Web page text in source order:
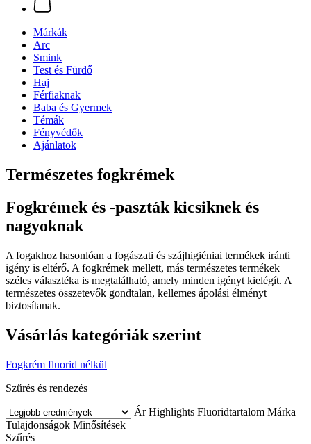
Márkák
Arc
Smink
Test és Fürdő
Haj
Férfiaknak
Baba és Gyermek
Témák
Fényvédők
Ajánlatok
Természetes fogkrémek
Fogkrémek és -paszták kicsiknek és
nagyoknak
A fogakhoz hasonlóan a fogászati és szájhigiéniai termékek iránti
igény is eltérő. A fogkrémek mellett, más természetes termékek
széles választéka is megtalálható, amely minden igényt kielégít. A
természetes összetevők gondtalan, kellemes ápolási élményt
biztosítanak.
Vásárlás kategóriák szerint
Fogkrém fluorid nélkül
Szűrés és rendezés
Ár Highlights Fluoridtartalom Márka
Tulajdonságok Minősítések
Szűrés